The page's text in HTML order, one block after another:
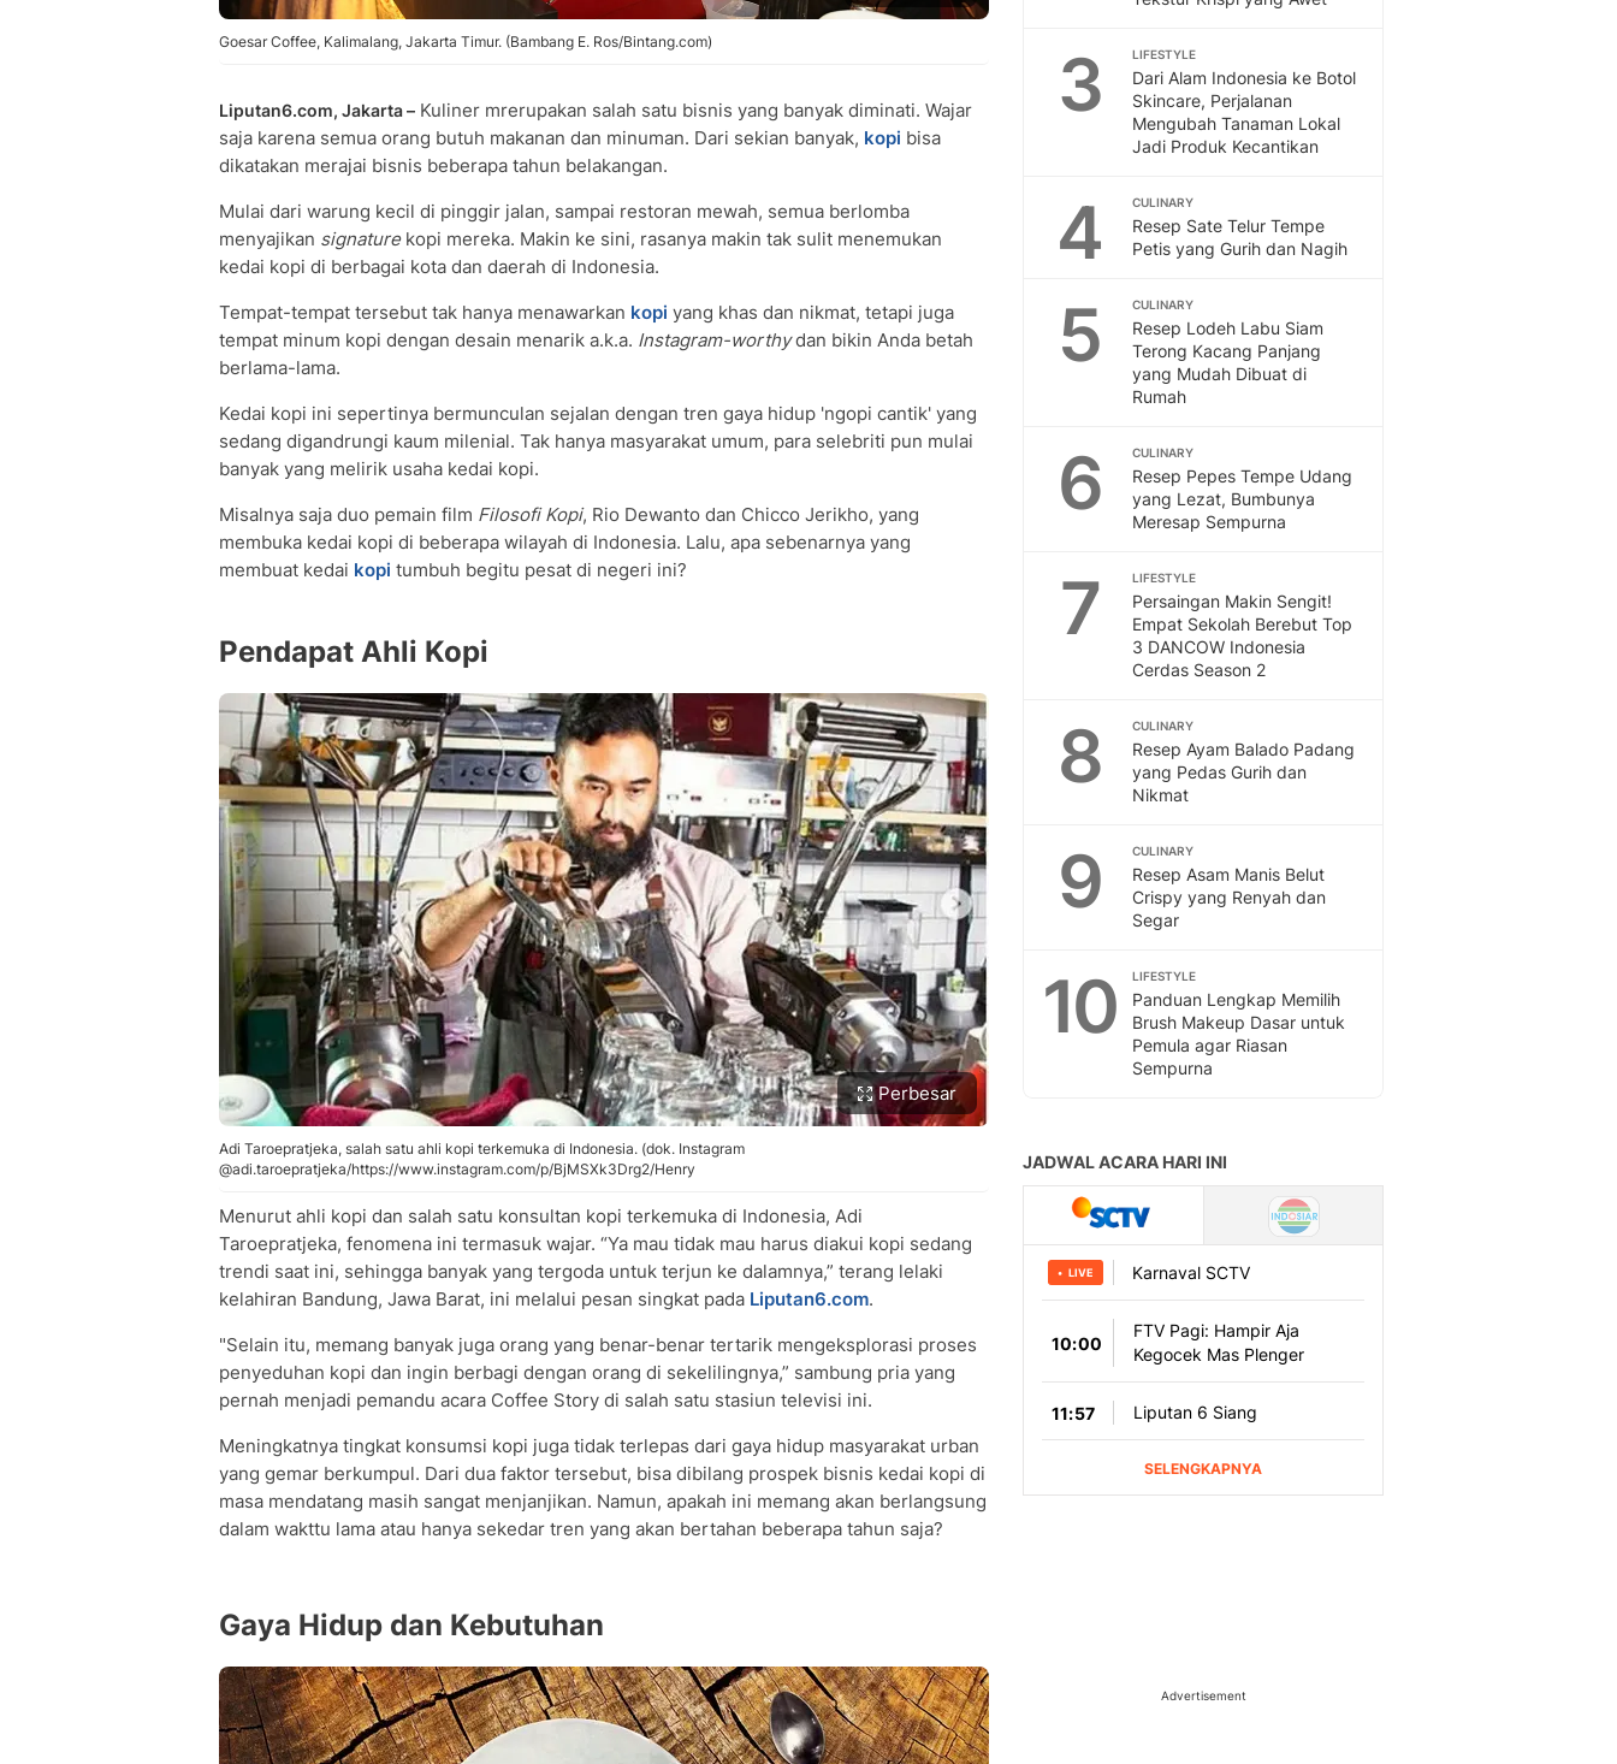
Goesar Coffee, Kalimalang, Jakarta Timur. (Bambang E. Ros/Bintang.com)
Liputan6.com, Jakarta – Kuliner mrerupakan salah satu bisnis yang banyak diminati. Wajar
saja karena semua orang butuh makanan dan minuman. Dari sekian banyak, kopi bisa
dikatakan merajai bisnis beberapa tahun belakangan.
Mulai dari warung kecil di pinggir jalan, sampai restoran mewah, semua berlomba
menyajikan signature kopi mereka. Makin ke sini, rasanya makin tak sulit menemukan
kedai kopi di berbagai kota dan daerah di Indonesia.
Tempat-tempat tersebut tak hanya menawarkan kopi yang khas dan nikmat, tetapi juga
tempat minum kopi dengan desain menarik a.k.a. Instagram-worthydan bikin Anda betah
berlama-lama.
Kedai kopi ini sepertinya bermunculan sejalan dengan tren gaya hidup 'ngopi cantik' yang
sedang digandrungi kaum milenial. Tak hanya masyarakat umum, para selebriti pun mulai
banyak yang melirik usaha kedai kopi.
Misalnya saja duo pemain film Filosofi Kopi, Rio Dewanto dan Chicco Jerikho, yang
membuka kedai kopi di beberapa wilayah di Indonesia. Lalu, apa sebenarnya yang
membuat kedai kopi tumbuh begitu pesat di negeri ini?
Pendapat Ahli Kopi
Perbesar
Adi Taroepratjeka, salah satu ahli kopi terkemuka di Indonesia. (dok. Instagram
@adi.taroepratjeka/https://www.instagram.com/p/BjMSXk3Drg2/Henry
Menurut ahli kopi dan salah satu konsultan kopi terkemuka di Indonesia, Adi
Taroepratjeka, fenomena ini termasuk wajar. “Ya mau tidak mau harus diakui kopi sedang
trendi saat ini, sehingga banyak yang tergoda untuk terjun ke dalamnya,” terang lelaki
kelahiran Bandung, Jawa Barat, ini melalui pesan singkat pada Liputan6.com.
"Selain itu, memang banyak juga orang yang benar-benar tertarik mengeksplorasi proses
penyeduhan kopi dan ingin berbagi dengan orang di sekelilingnya,” sambung pria yang
pernah menjadi pemandu acara Coffee Story di salah satu stasiun televisi ini.
Meningkatnya tingkat konsumsi kopi juga tidak terlepas dari gaya hidup masyarakat urban
yang gemar berkumpul. Dari dua faktor tersebut, bisa dibilang prospek bisnis kedai kopi di
masa mendatang masih sangat menjanjikan. Namun, apakah ini memang akan berlangsung
dalam wakttu lama atau hanya sekedar tren yang akan bertahan beberapa tahun saja?
Gaya Hidup dan Kebutuhan
3 LIFESTYLE
Dari Alam Indonesia ke Botol
Skincare, Perjalanan
Mengubah Tanaman Lokal
Jadi Produk Kecantikan
4 CULINARY
Resep Sate Telur Tempe
Petis yang Gurih dan Nagih
5 CULINARY
Resep Lodeh Labu Siam
Terong Kacang Panjang
yang Mudah Dibuat di
Rumah
6 CULINARY
Resep Pepes Tempe Udang
yang Lezat, Bumbunya
Meresap Sempurna
7 LIFESTYLE
Persaingan Makin Sengit!
Empat Sekolah Berebut Top
3 DANCOW Indonesia
Cerdas Season 2
8 CULINARY
Resep Ayam Balado Padang
yang Pedas Gurih dan
Nikmat
9 CULINARY
Resep Asam Manis Belut
Crispy yang Renyah dan
Segar
10 LIFESTYLE
Panduan Lengkap Memilih
Brush Makeup Dasar untuk
Pemula agar Riasan
Sempurna
Advertisement